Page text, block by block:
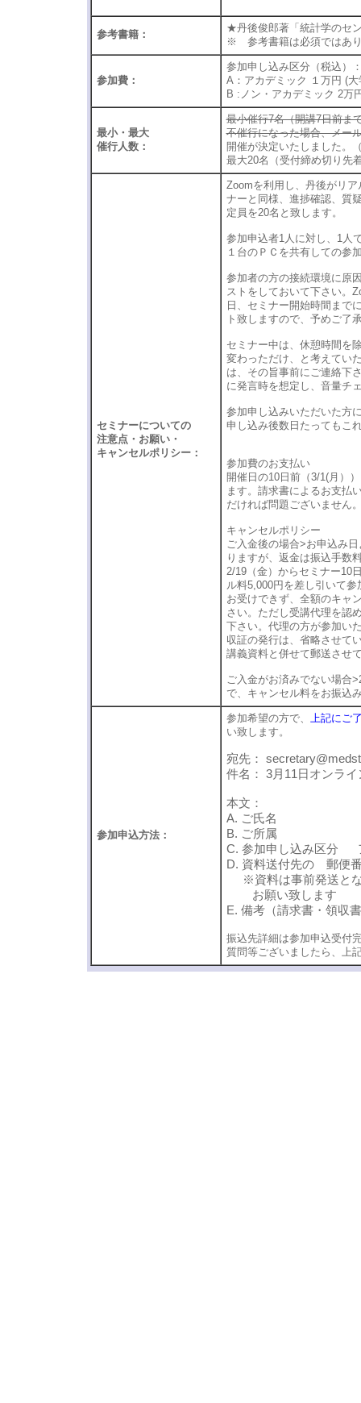
参考書籍：
★丹後俊郎著「統計学のセ
※ 参考書籍は必須ではあ
参加費：
参加申し込み区分（税込）
A：アカデミック １万円 (
B :ノン・アカデミック 2万
最小・最大
催行人数：
最小催行7名（開講7日前ま
不催行になった場合、メー
開催が決定いたしました。
最大20名（受付締め切り先
セミナーについての
注意点・お願い・
キャンセルポリシー：
Zoomを利用し、丹後がリ
ナーと同様、進捗確認、質
定員を20名と致します。
参加申込者1人に対し、1人
１台のＰＣを共有しての参
参加者の方の接続環境に原
ストをしておいて下さい。
日、セミナー開始時間まで
ト致しますので、予めご了
セミナー中は、休憩時間を
変わっただけ、と考えてい
は、その旨事前にご連絡下
に発言時を想定し、音量チ
参加申し込みいただいた方
申し込み後数日たってもこ
参加費のお支払い
開催日の10日前（3/1(月）
ます。請求書によるお支払
だければ問題ございません
キャンセルポリシー
ご入金後の場合>お申込み
りますが、返金は振込手数
2/19（金）からセミナー10
ル料5,000円を差し引いて
お受けできず、全額のキャ
さい。ただし受講代理を認
下さい。代理の方が参加い
収証の発行は、省略させて
講義資料と併せて郵送させ
ご入金がお済みでない場合
で、キャンセル料をお振込
参加申込方法：
参加希望の方で、 上記にご
い致します。
宛先：
件名： 3月11日オンラ
本文：
A. ご氏名
B. ご所属
C. 参加申し込み区分
D. 資料送付先の 郵便
※資料は事前発送とな
お願い致します
E. 備考（請求書・領収
振込先詳細は参加申込受付
質問等ございましたら、上